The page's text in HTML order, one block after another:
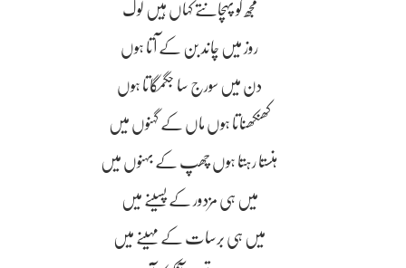
مجھ کو پہچانتے کہاں ہیں لوگ
روز میں چاند بن کے آتا ہوں
دن میں سورج سا جگمگاتا ہوں
کھنکھناتا ہوں ماں کے گہنوں میں
ہنستا رہتا ہوں چھپ کے بہنوں میں
میں ہی مزدور کے پسینے میں
میں ہی برسات کے مہینے میں